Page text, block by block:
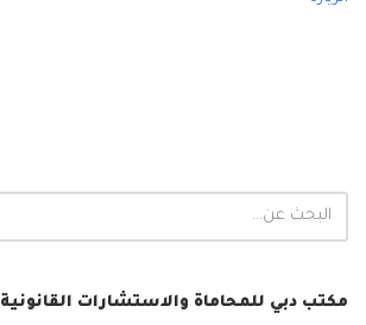
مكتب دبي للمحاماة والاستشارات القانونية